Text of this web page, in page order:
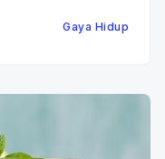
sel,otot,
tidak bisaGaya Hidup